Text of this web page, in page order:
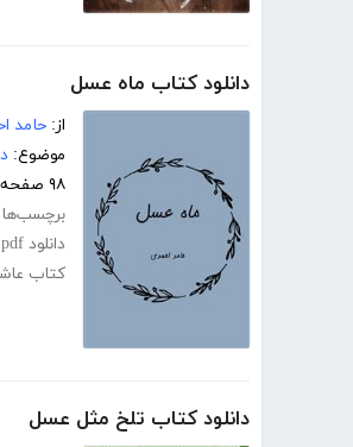
دانلود کتاب ماه عسل
از: حامد
موضوع:
۹۸ صفحه
دانلود pdf کتاب ماه عسل
کتاب
دانلود کتاب تلخ مثل عسل